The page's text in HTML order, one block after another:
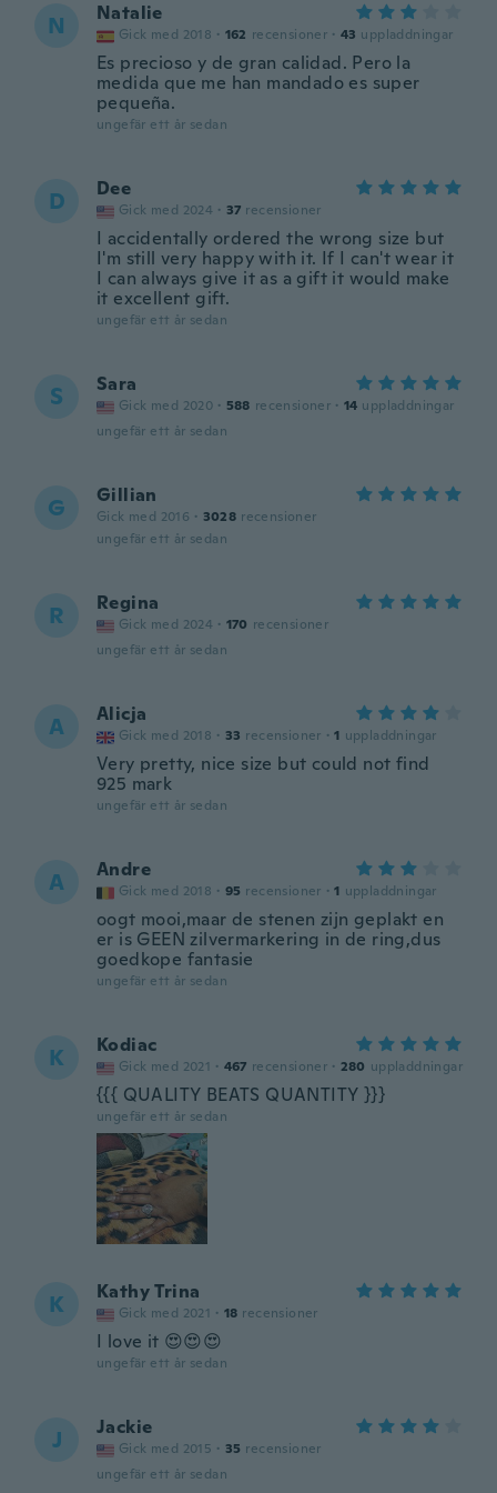
N Natalie
Gick med 2018 · 162 recensioner · 43 uppladdningar
Es precioso y de gran calidad. Pero la
medida que me han mandado es super
pequeña.
ungefär ett år sedan
D Dee
Gick med 2024 · 37 recensioner
I accidentally ordered the wrong size but
I'm still very happy with it. If I can't wear it
I can always give it as a gift it would make
it excellent gift.
ungefär ett år sedan
S Sara
Gick med 2020 · 588 recensioner · 14 uppladdningar
ungefär ett år sedan
G Gillian
Gick med 2016 · 3028 recensioner
ungefär ett år sedan
R Regina
Gick med 2024 · 170 recensioner
ungefär ett år sedan
A Alicja
Gick med 2018 · 33 recensioner · 1 uppladdningar
Very pretty, nice size but could not find
925 mark
ungefär ett år sedan
A Andre
Gick med 2018 · 95 recensioner · 1 uppladdningar
oogt mooi,maar de stenen zijn geplakt en
er is GEEN zilvermarkering in de ring,dus
goedkope fantasie
ungefär ett år sedan
K Kodiac
Gick med 2021 · 467 recensioner · 280 uppladdningar
{{{ QUALITY BEATS QUANTITY }}}
ungefär ett år sedan
K Kathy Trina
Gick med 2021 · 18 recensioner
I love it 😍😍😍
ungefär ett år sedan
J Jackie
Gick med 2015 · 35 recensioner
ungefär ett år sedan